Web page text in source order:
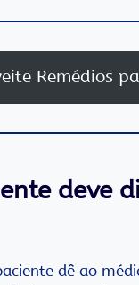
Remédios
deve
dê ao